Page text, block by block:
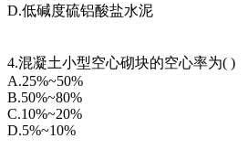
D.低碱度硫铝酸盐水泥
4.混凝土小型空心砌块的空心率为( )
A.25%~50%
B.50%~80%
C.10%~20%
D.5%~10%